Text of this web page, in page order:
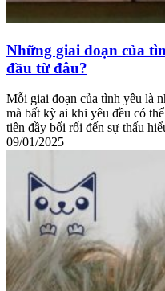
Những giai đoạn của
đầu từ đâu?
Mỗi giai đoạn của tình yêu là
mà bất kỳ ai khi yêu đều có
tiên đầy bối rối đến sự thấu
09/01/2025